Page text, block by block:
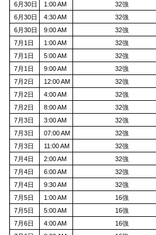
6月30日
1:00 AM 32強
6月30日
4:30 AM 32強
6月30日
9:00 AM 32強
7月1日
1:00 AM 32強
7月1日
5:00 AM 32強
7月1日
9:00 AM 32強
7月2日
12:00 AM 32強
7月2日
4:00 AM 32強
7月2日
8:00 AM 32強
7月3日
3:00 AM 32強
7月3日
07:00 AM 32強
7月3日
11:00 AM 32強
7月4日
2:00 AM 32強
7月4日
6:00 AM 32強
7月4日
9:30 AM 32強
7月5日
1:00 AM 16強
7月5日
5:00 AM 16強
7月6日
4:00 AM 16強